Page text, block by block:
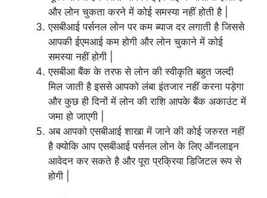
और लोन चुकता करने में कोई समस्या नहीं होती है |
एसबीआई पर्सनल लोन पर कम ब्याज दर लगाती है जिससे
आपकी ईएमआई कम होगी और लोन चुकाने में कोई
समस्या नहीं होगी |
एसबीआ बैंक के तरफ से लोन की स्वीकृति बहुत जल्दी
मिल जाती है इससे आपको लंबा इंतजार नहीं करना पड़ेगा
और कुछ ही दिनों में लोन की राशि आपके बैंक अकाउंट में
जमा हो जाएगी |
अब आपको एसबीआई शाखा में जाने की कोई जरुरत नहीं
है क्योकि आप एसबीआई पर्सनल लोन के लिए ऑनलाइन
आवेदन कर सकते है और पूरा प्रक्रिया डिजिटल रूप से
होगी |